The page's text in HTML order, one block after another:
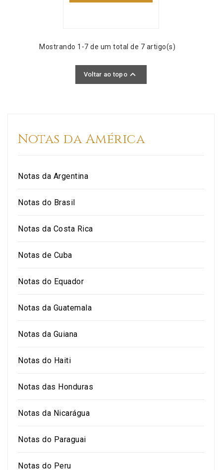
Mostrando 1-7 de um total de 7 artigo(s)
Voltar ao topo 
Notas da América
Notas da Argentina
Notas do Brasil
Notas da Costa Rica
Notas de Cuba
Notas do Equador
Notas da Guatemala
Notas da Guiana
Notas do Haiti
Notas das Honduras
Notas da Nicarágua
Notas do Paraguai
Notas do Peru